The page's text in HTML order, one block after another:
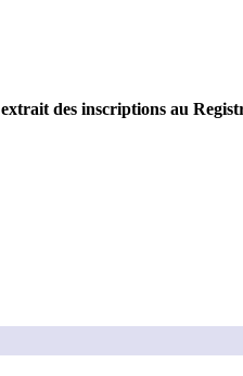
extrait des inscriptions au